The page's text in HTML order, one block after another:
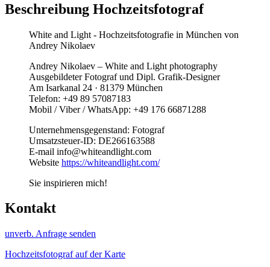
Beschreibung Hochzeitsfotograf
White and Light - Hochzeitsfotografie in München von
Andrey Nikolaev
Andrey Nikolaev – White and Light photography
Ausgebildeter Fotograf und Dipl. Grafik-Designer
Am Isarkanal 24 · 81379 München
Telefon: +49 89 57087183
Mobil / Viber / WhatsApp: +49 176 66871288
Unternehmensgegenstand: Fotograf
Umsatzsteuer-ID: DE266163588
E-mail info@whiteandlight.com
Website https://whiteandlight.com/
Sie inspirieren mich!
Kontakt
unverb. Anfrage senden
Hochzeitsfotograf auf der Karte